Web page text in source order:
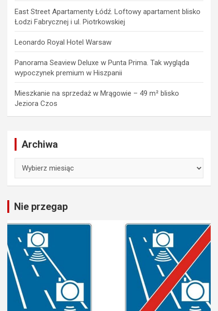
East Street Apartamenty Łódź. Loftowy apartament blisko
Łodzi Fabrycznej i ul. Piotrkowskiej
Leonardo Royal Hotel Warsaw
Panorama Seaview Deluxe w Punta Prima. Tak wygląda
wypoczynek premium w Hiszpanii
Mieszkanie na sprzedaż w Mrągowie – 49 m² blisko
Jeziora Czos
Archiwa
Nie przegap